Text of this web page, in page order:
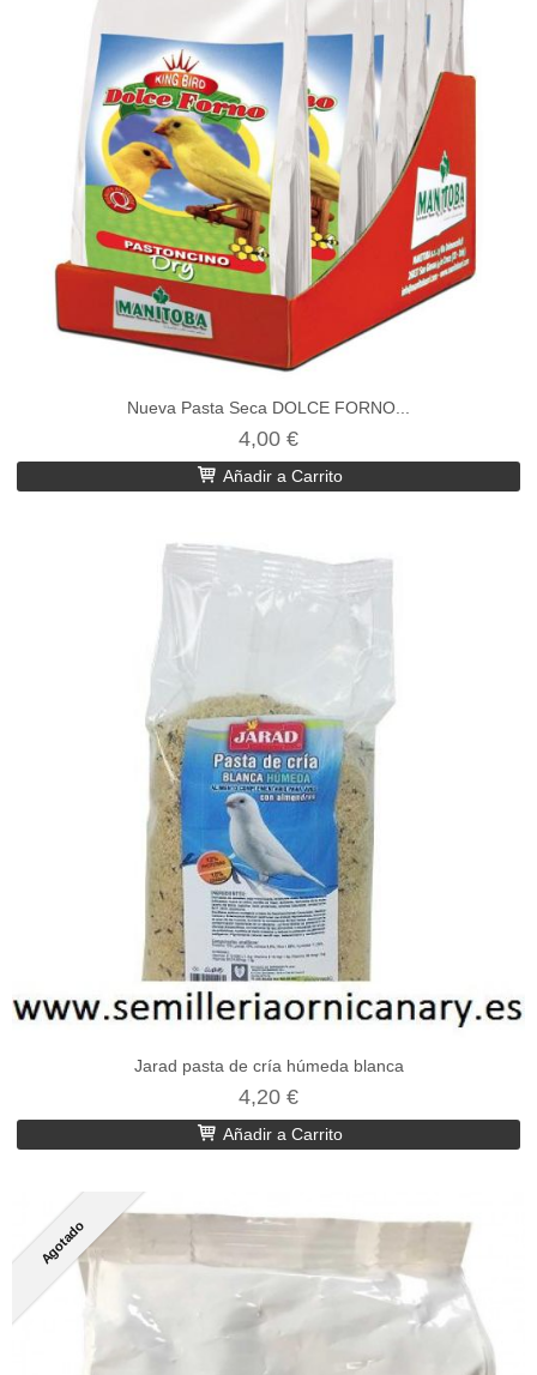
Nueva Pasta Seca DOLCE FORNO...
4,00 €
Añadir a Carrito
Jarad pasta de cría húmeda blanca
4,20 €
Añadir a Carrito
Agotado